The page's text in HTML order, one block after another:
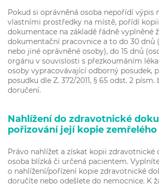
Pokud si oprávněná osoba nepořídí výpis
vlastními prostředky na místě, pořídí
dokumentace na základě řádně vyplněné
dokumentační pracovnice a to do 30 dnů
nebo jiné oprávněné osoby), do 15 dnů
orgánu v souvislosti s přezkoumáním
osoby vypracovávající odborný posudek,
posudku dle Z. 372/2011, § 65 odst. 2
doručení.
Nahlížení do zdravotnické
pořizování její kopie
Právo nahlížet a získat kopii zdravotnické
osoba blízká či určená pacientem.
o nahlížení/pořízení kopie zdravotnické
doručíte nebo odešlete do nemocnice. K